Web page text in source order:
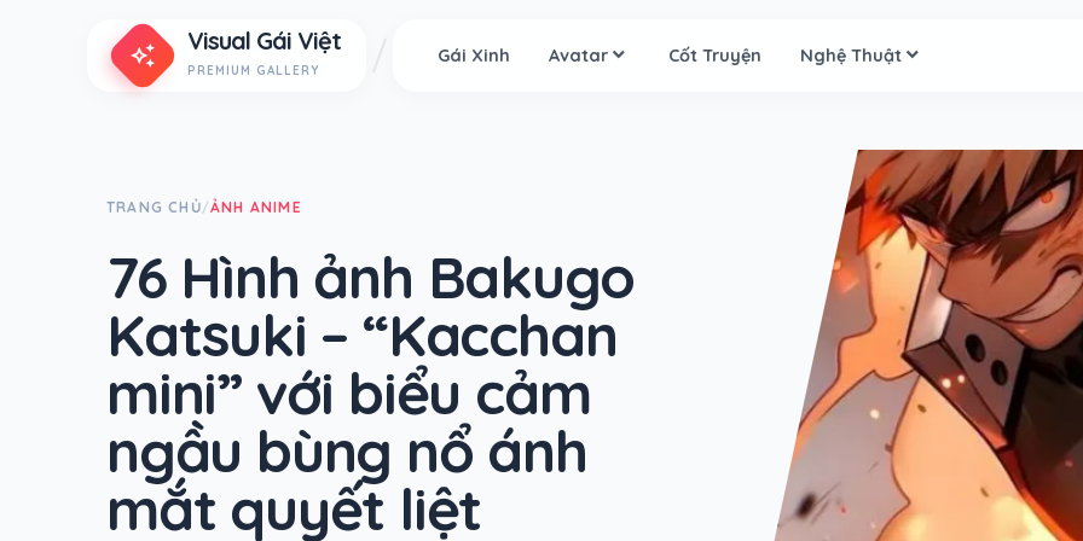
auto_awesome Visual Gái Việt
PREMIUM GALLERY
Gái Xinh Avatar Cốt Truyện Nghệ Thuật
TRANG CHỦ/ẢNH ANIME
76 Hình ảnh Bakugo
Katsuki – “Kacchan
mini” với biểu cảm
ngầu bùng nổ ánh
mắt quyết liệt